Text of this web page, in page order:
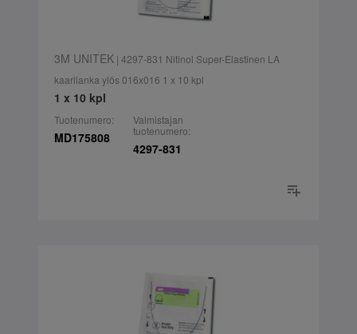
3M UNITEK| 4297-831 Nitinol Super-Elastinen LA
kaarilanka ylös 016x016 1 x 10 kpl
1 x 10 kpl
Tuotenumero:
MD175808
Valmistajan
tuotenumero:
4297-831